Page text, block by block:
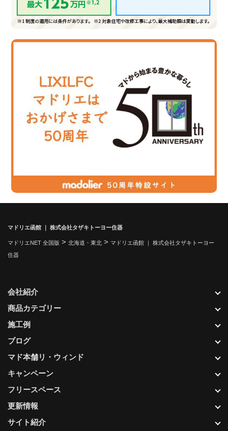
マドリエ函館 ｜ 株式会社タザキトーヨー住器
マドリエNET 全国版 > 北海道・東北 > マドリエ函館 ｜ 株式会社タザキトーヨー
住器
更新情報
サイト紹介
会社紹介
商品カテゴリー
施工例
ブログ
マド本舗リ・ウィンド
キャンペーン
フリースペース